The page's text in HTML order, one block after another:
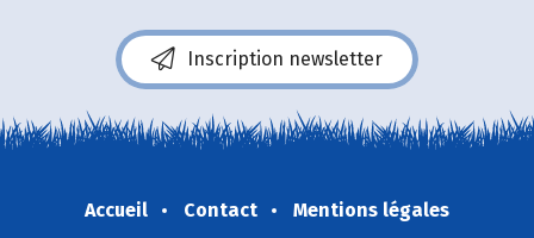
Inscription newsletter
Accueil Contact
Mentions légales